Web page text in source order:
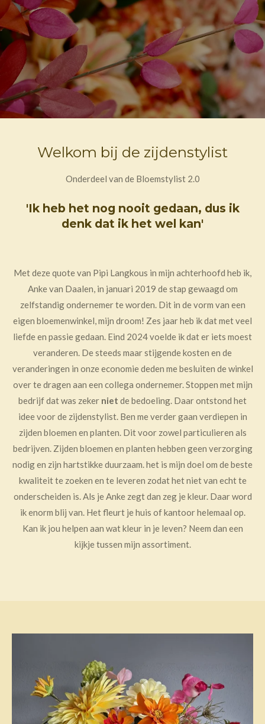
Welkom bij de zijdenstylist
Onderdeel van de Bloemstylist 2.0
'Ik heb het nog nooit gedaan, dus ik
denk dat ik het wel kan'
Met deze quote van Pipi Langkous in mijn achterhoofd heb ik,
Anke van Daalen, in januari 2019 de stap gewaagd om
zelfstandig ondernemer te worden. Dit in de vorm van een
eigen bloemenwinkel, mijn droom! Zes jaar heb ik dat met veel
liefde en passie gedaan. Eind 2024 voelde ik dat er iets moest
veranderen. De steeds maar stijgende kosten en de
veranderingen in onze economie deden me besluiten de winkel
over te dragen aan een collega ondernemer. Stoppen met mijn
bedrijf dat was zeker niet de bedoeling. Daar ontstond het
idee voor de zijdenstylist. Ben me verder gaan verdiepen in
zijden bloemen en planten. Dit voor zowel particulieren als
bedrijven. Zijden bloemen en planten hebben geen verzorging
nodig en zijn hartstikke duurzaam. het is mijn doel om de beste
kwaliteit te zoeken en te leveren zodat het niet van echt te
onderscheiden is. Als je Anke zegt dan zeg je kleur. Daar word
ik enorm blij van. Het fleurt je huis of kantoor helemaal op.
Kan ik jou helpen aan wat kleur in je leven? Neem dan een
kijkje tussen mijn assortiment.